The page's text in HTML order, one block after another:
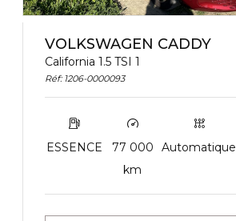
VOLKSWAGEN CADDY
California 1.5 TSI 1
Réf: 1206-0000093
ESSENCE
77 000
km
Automatique